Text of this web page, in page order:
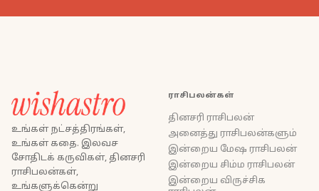
உங்கள் நட்சத்திரங்கள்,
உங்கள் கதை. இலவச
சோதிடக் கருவிகள், தினசரி
ராசிபலன்கள்,
உங்களுக்கென்று
ராசிபலன்கள்
தினசரி ராசிபலன்
அனைத்து ராசிபலன்களும்
இன்றைய மேஷ ராசிபலன்
இன்றைய சிம்ம ராசிபலன்
இன்றைய விருச்சிக